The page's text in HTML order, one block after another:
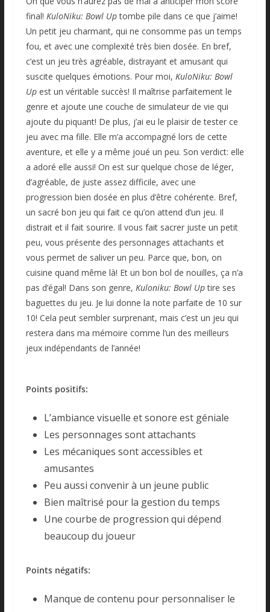
final! KuloNiku: Bowl Uptombe pile dans ce que j’aime!
Un petit jeu charmant, qui ne consomme pas un temps
fou, et avec une complexité très bien dosée. En bref,
c’est un jeu très agréable, distrayant et amusant qui
suscite quelques émotions. Pour moi, KuloNiku: Bowl
Upest un véritable succès! Il maîtrise parfaitement le
genre et ajoute une couche de simulateur de vie qui
ajoute du piquant! De plus, j’ai eu le plaisir de tester ce
jeu avec ma fille. Elle m’a accompagné lors de cette
aventure, et elle y a même joué un peu. Son verdict: elle
a adoré elle aussi! On est sur quelque chose de léger,
d’agréable, de juste assez difficile, avec une
progression bien dosée en plus d’être cohérente. Bref,
un sacré bon jeu qui fait ce qu’on attend d’un jeu. Il
distrait et il fait sourire. Il vous fait sacrer juste un petit
peu, vous présente des personnages attachants et
vous permet de saliver un peu. Parce que, bon, on
cuisine quand même là! Et un bon bol de nouilles, ça n’a
pas d’égal! Dans son genre, Kuloniku: Bowl Uptire ses
baguettes du jeu. Je lui donne la note parfaite de 10 sur
10! Cela peut sembler surprenant, mais c’est un jeu qui
restera dans ma mémoire comme l’un des meilleurs
jeux indépendants de l’année!
Points positifs:
L’ambiance visuelle et sonore est géniale
Les personnages sont attachants
Les mécaniques sont accessibles et
amusantes
Peu aussi convenir à un jeune public
Bien maîtrisé pour la gestion du temps
Une courbe de progression qui dépend
beaucoup du joueur
Points négatifs:
Manque de contenu pour personnaliser le